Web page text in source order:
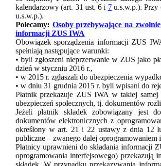
kalendarzowy (art. 31 ust. 6 i 7u.s.w.p.). Przy
u.s.w.p.).
Polecamy: Osoby przebywające na
informacji ZUS IWA
Obowiązek sporządzenia informacji ZUS
spełniają następujące warunki:
• byli zgłoszeni nieprzerwanie w ZUS jako
dzień w styczniu 2016 r.,
• w 2015 r. zgłaszali do ubezpieczenia
• w dniu 31 grudnia 2015 r. byli wpisani do
Płatnik przekazuje ZUS IWA w takiej samej
ubezpieczeń społecznych, tj. dokumentów
Jeżeli płatnik składek zobowiązany jest
dokumentów elektronicznych z
określony w art. 21 i 22 ustawy z dnia 12
publiczne – zwanego dalej
Płatnicy uprawnieni do składania informacji
oprogramowania interfejsowego) przekazują
składek. W przypadku przekazywania